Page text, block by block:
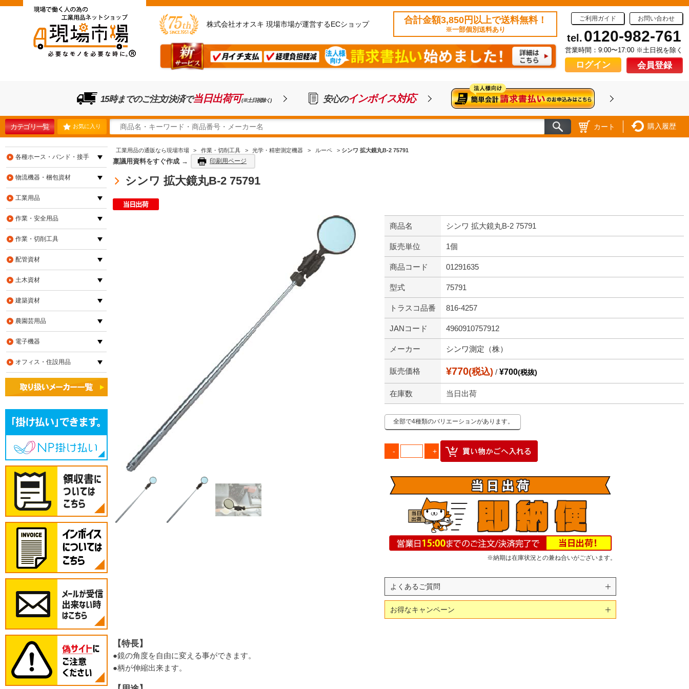
株式会社オオスキ 現場市場が運営するECショップ 合計金額3,850円以上で送料無料！
※一部個別送料あり
ご利用ガイド お問い合わせ
tel. 0120-982-761
営業時間：9:00〜17:00 ※土日祝を除く
ログイン 会員登録
15時までのご注文/決済で当日出荷可(※土日祝除く) 安心のインボイス対応
カテゴリ一覧 お気に入り カート 購入履歴
工業用品の通販なら現場市場 > 作業・切削工具 > 光学・精密測定機器 > ルーペ > シンワ 拡大鏡丸B-2 75791
稟議用資料をすぐ作成 → 印刷用ページ
シンワ 拡大鏡丸B-2 75791
商品名 シンワ 拡大鏡丸B-2 75791
販売単位 1個
商品コード 01291635
型式 75791
トラスコ品番 816-4257
JANコード 4960910757912
メーカー シンワ測定（株）
販売価格 ¥770(税込) / ¥700(税抜)
在庫数 当日出荷
全部で4種類のバリエーションがあります。
※納期は在庫状況との兼ね合いがございます。
よくあるご質問
お得なキャンペーン
【特長】
●鏡の角度を自由に変える事ができます。
●柄が伸縮出来ます。
各種ホース・バンド・接手
物流機器・梱包資材
工業用品
作業・安全用品
作業・切削工具
配管資材
土木資材
建築資材
農園芸用品
電子機器
オフィス・住設用品